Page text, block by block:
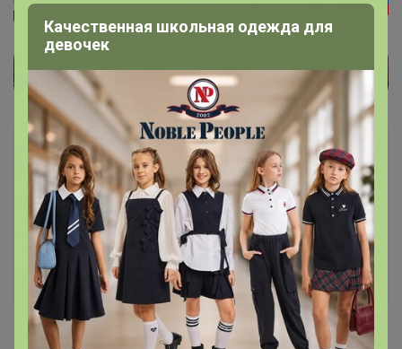
Каталог
Палантины, шарфы ОСЕНЬ - ЗИМА
Качественная школьная одежда для
девочек